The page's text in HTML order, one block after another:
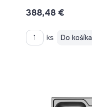
388,48 €
ks Do košíka